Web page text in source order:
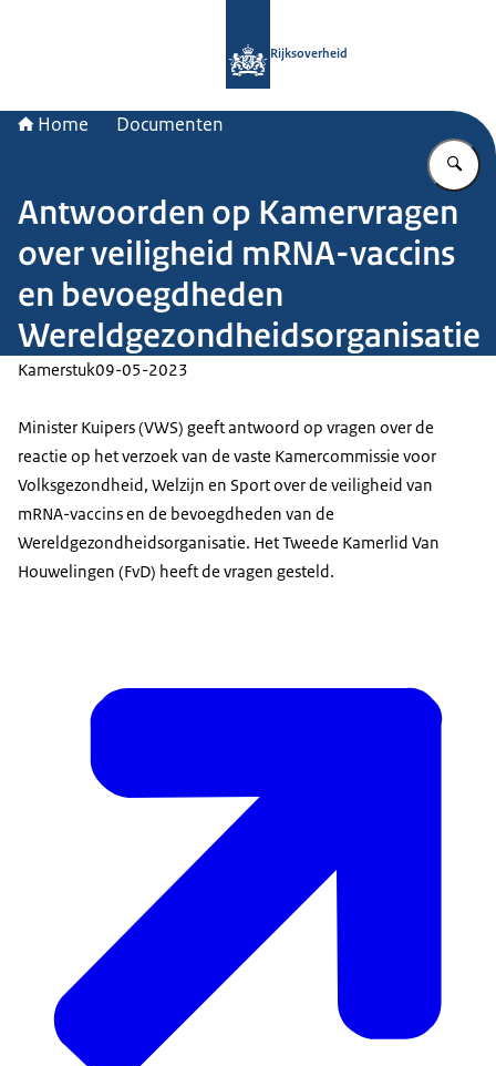
Rijksoverheid
Home Documenten
Antwoorden op Kamervragen
over veiligheid mRNA-vaccins
en bevoegdheden
Wereldgezondheidsorganisatie
Kamerstuk09-05-2023
Minister Kuipers (VWS) geeft antwoord op vragen over de
reactie op het verzoek van de vaste Kamercommissie voor
Volksgezondheid, Welzijn en Sport over de veiligheid van
mRNA-vaccins en de bevoegdheden van de
Wereldgezondheidsorganisatie. Het Tweede Kamerlid Van
Houwelingen (FvD) heeft de vragen gesteld.